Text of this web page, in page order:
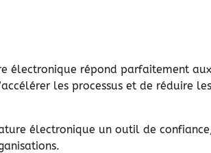
électronique répond parfaitement aux
les processus et de réduire les
électronique un outil de confiance,